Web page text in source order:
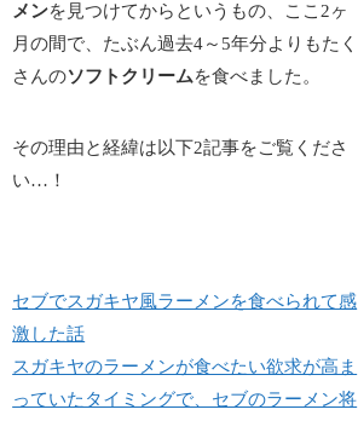
メンを見つけてからというもの、ここ2ヶ
月の間で、たぶん過去4～5年分よりもたく
さんのソフトクリームを食べました。
その理由と経緯は以下2記事をご覧くださ
い…！
セブでスガキヤ風ラーメンを食べられて感
激した話
スガキヤのラーメンが食べたい欲求が高ま
っていたタイミングで、セブのラーメン将